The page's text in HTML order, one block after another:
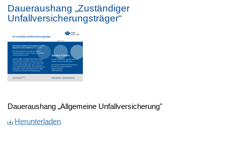
Daueraushang „Zuständiger
Unfallversicherungsträger“
Daueraushang „Allgemeine Unfallversicherung"
Herunterladen